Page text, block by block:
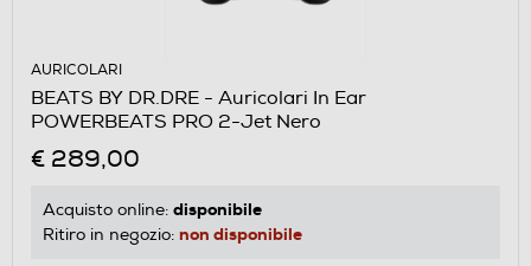
AURICOLARI
BEATS BY DR.DRE - Auricolari In Ear
POWERBEATS PRO 2-Jet Nero
€ 289,00
Acquisto online: disponibile
Ritiro in negozio: non disponibile